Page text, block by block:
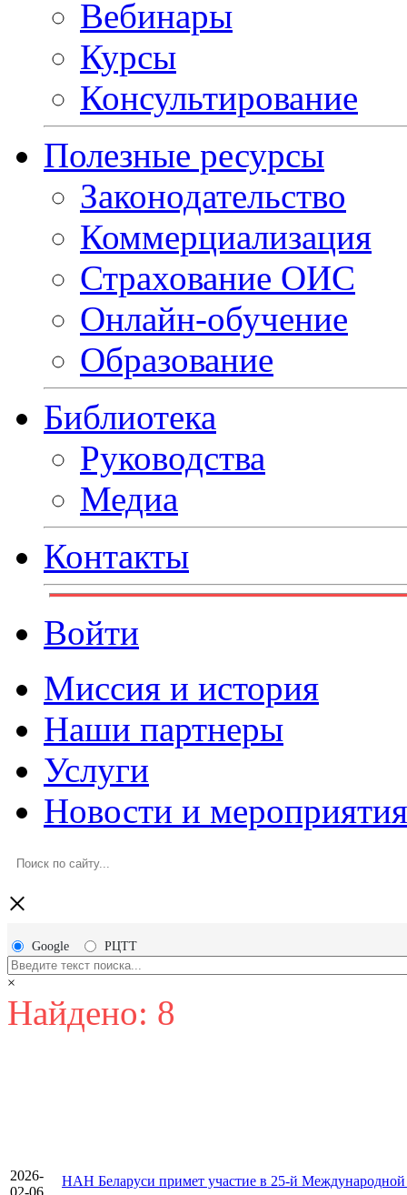
Вебинары
Курсы
Консультирование
Полезные ресурсы
Законодательство
Коммерциализация
Страхование ОИС
Онлайн-обучение
Образование
Библиотека
Руководства
Медиа
Контакты
Войти
Миссия и история
Наши партнеры
Услуги
Новости и мероприятия
×
Google РЦТТ
×
Найдено: 8
2026-
02-06
НАН Беларуси примет участие в 25-й